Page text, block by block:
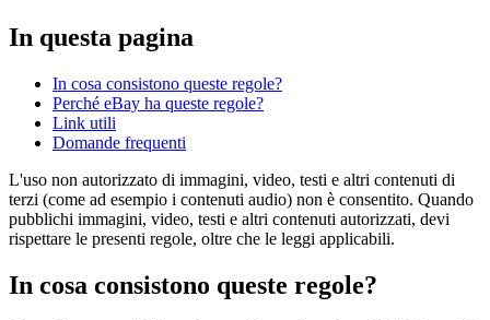
In questa pagina
In cosa consistono queste regole?
Perché eBay ha queste regole?
Link utili
Domande frequenti
L'uso non autorizzato di immagini, video, testi e altri contenuti di
terzi (come ad esempio i contenuti audio) non è consentito. Quando
pubblichi immagini, video, testi e altri contenuti autorizzati, devi
rispettare le presenti regole, oltre che le leggi applicabili.
In cosa consistono queste regole?